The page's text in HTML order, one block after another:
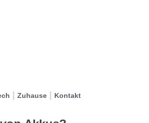
Zuhause Kontakt